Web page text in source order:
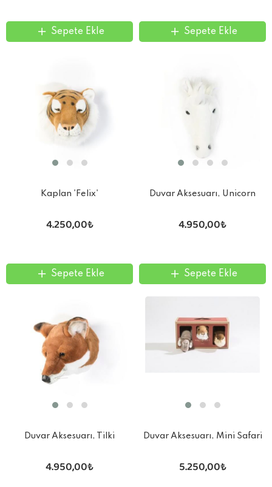
Sepete Ekle Sepete Ekle
Kaplan 'Felix'
4.250,00₺
Sepete Ekle
Duvar Aksesuarı, Unicorn
4.950,00₺
Sepete Ekle
Duvar Aksesuarı, Tilki
4.950,00₺
Duvar Aksesuarı, Mini Safari
5.250,00₺